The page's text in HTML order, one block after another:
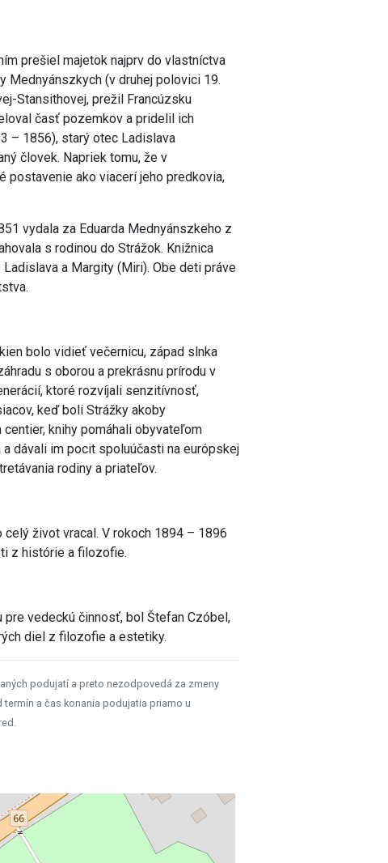
prešiel majetok najprv do vlastníctva
Mednyánszkych (v druhej polovici 19.
Stansithovej, prežil Francúzsku
časť pozemkov a pridelil ich
– 1856), starý otec Ladislava
človek. Napriek tomu, že v
postavenie ako viacerí jeho predkovia,
vydala za Eduarda Mednyánszkeho z
s rodinou do Strážok. Knižnica
a Margity (Miri). Obe deti práve
bolo vidieť večernicu, západ slnka
s oborou a prekrásnu prírodu v
ktoré rozvíjali senzitívnosť,
keď boli Strážky akoby
knihy pomáhali obyvateľom
dávali im pocit spoluúčasti na európskej
rodiny a priateľov.
život vracal. V rokoch 1894 – 1896
z histórie a filozofie.
vedeckú činnosť, bol Štefan Czóbel,
diel z filozofie a estetiky.
podujatí a preto nezodpovedá za zmeny
a čas konania podujatia priamo u